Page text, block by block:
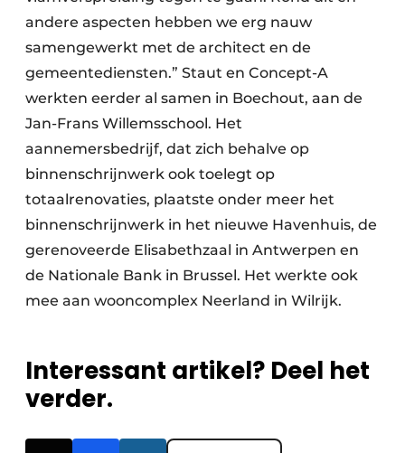
andere aspecten hebben we erg nauw
samengewerkt met de architect en de
gemeentediensten.” Staut en Concept-A
werkten eerder al samen in Boechout, aan de
Jan-Frans Willemsschool. Het
aannemersbedrijf, dat zich behalve op
binnenschrijnwerk ook toelegt op
totaalrenovaties, plaatste onder meer het
binnenschrijnwerk in het nieuwe Havenhuis, de
gerenoveerde Elisabethzaal in Antwerpen en
de Nationale Bank in Brussel. Het werkte ook
mee aan wooncomplex Neerland in Wilrijk.
Interessant artikel? Deel het
verder.